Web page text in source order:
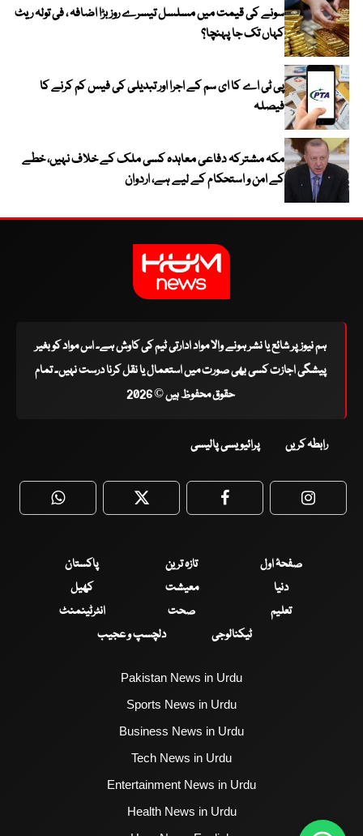
سونے کی قیمت میں مسلسل تیسرے روز بڑا اضافہ ، فی تولہ ریٹ
کہاں تک جا پہنچا؟
پی ٹی اے کا ای سم کے اجرا اور تبدیلی کی فیس کم کرنے کا
فیصلہ
مکہ مشترکہ دفاعی معاہدہ کسی ملک کے خلاف نہیں، خطے
کے امن و استحکام کے لیے ہے، اردوان
ہم نیوز پر شائع یا نشر ہونے والا مواد ادارتی ٹیم کی کاوش ہے۔ اس مواد کو بغیر
پیشگی اجازت کسی بھی صورت میں استعمال یا نقل کرنا درست نہیں۔ تمام
حقوق محفوظ ہیں © 2026
رابطہ کریں پرائیویسی پالیسی
WhatsApp Twitter Facebook
صفحۂ اول تازہ ترین
پاکستان
دنیا
معیشت
کھیل
تعلیم
صحت
انٹرٹینمنٹ
ٹیکنالوجی
دلچسپ و عجیب
Pakistan News in Urdu
Sports News in Urdu
Business News in Urdu
Tech News in Urdu
Entertainment News in Urdu
Health News in Urdu